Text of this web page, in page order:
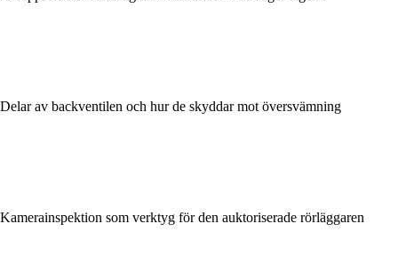
Delar av backventilen och hur de skyddar mot översvämning
Kamerainspektion som verktyg för den auktoriserade rörläggaren